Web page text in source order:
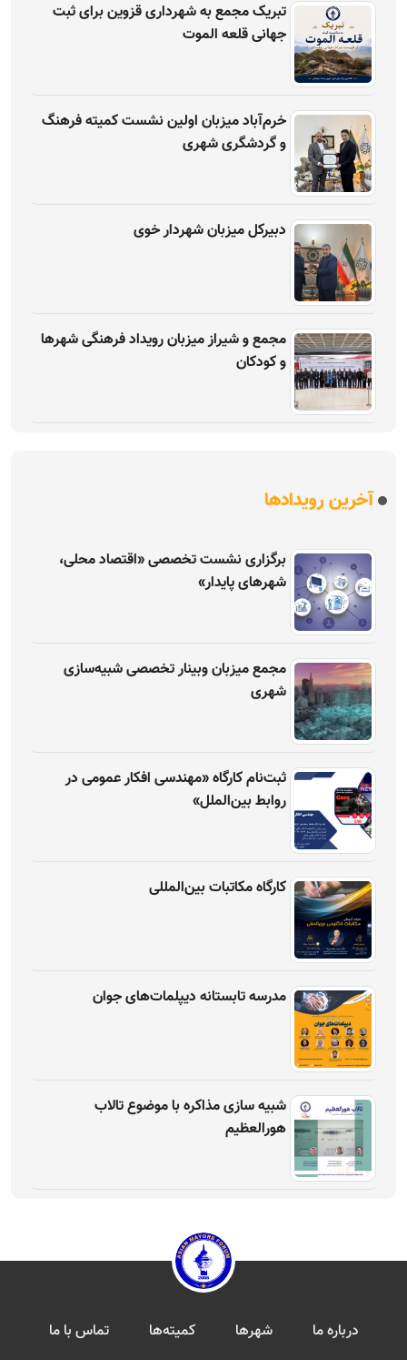
تبریک مجمع به شهرداری قزوین برای ثبت
جهانی قلعه الموت
خرم‌آباد میزبان اولین نشست کمیته فرهنگ
و گردشگری شهری
دبیرکل میزبان شهردار خوی
مجمع و شیراز میزبان رویداد فرهنگی شهرها
و کودکان
آخرین رویدادها
برگزاری نشست تخصصی «اقتصاد محلی،
شهرهای پایدار»
مجمع میزبان وبینار تخصصی شبیه‌سازی
شهری
ثبت‌نام کارگاه «مهندسی افکار عمومی در
روابط بین‌الملل»
کارگاه مکاتبات بین‌المللی
مدرسه تابستانه دیپلمات‌های جوان
شبیه سازی مذاکره با موضوع تالاب
هورالعظیم
درباره ما شهرها کمیته‌ها تماس با ما